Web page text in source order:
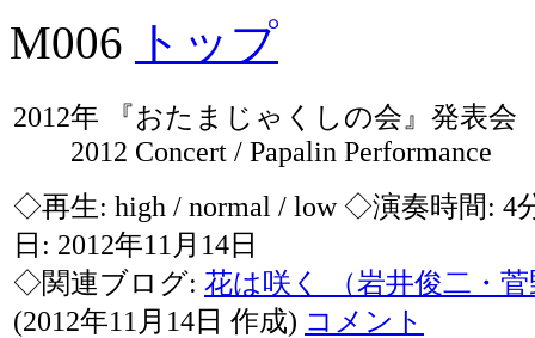
M006 トップ
2012年 『おたまじゃくしの会』発表
2012 Concert / Papalin Performance
◇再生: high / normal / low ◇演奏時間: 4
日: 2012年11月14日
◇関連ブログ: 花は咲く （岩井俊二・
(2012年11月14日 作成) コメント